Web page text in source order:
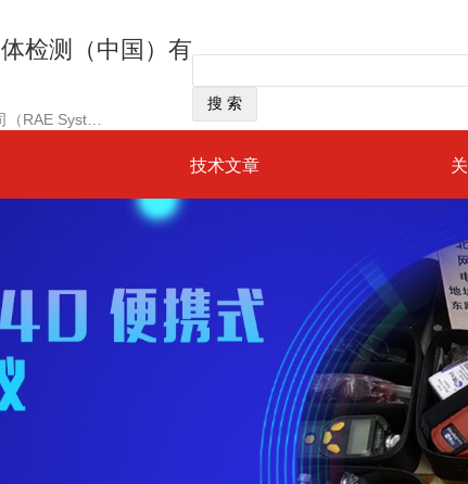
检测（中国）有
技术文章